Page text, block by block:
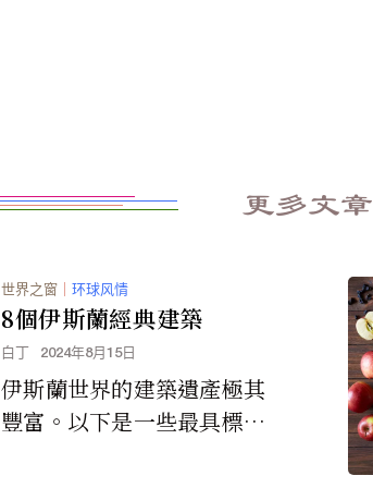
更多文章
世界之窗 ｜ 环球风情
8個伊斯蘭經典建築
白丁 2024年8月15日
伊斯蘭世界的建築遺產極其
豐富。以下是一些最具標誌